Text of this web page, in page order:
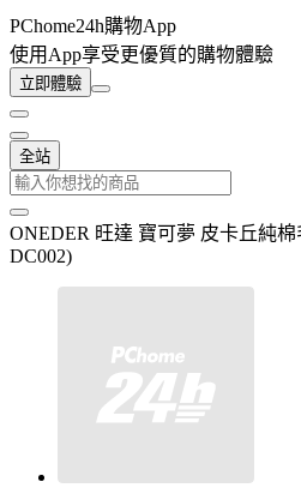
PChome24h購物App
使用App享受更優質的購物體驗
立即體驗
全站
ONEDER 旺達 寶可夢 皮卡丘純
DC002)